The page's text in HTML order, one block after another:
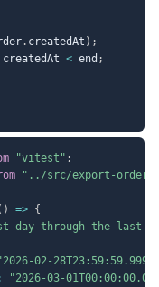
. createdAt ) ;
createdAt < end ;
"vitest" ;
"../src/export-
) => {
through the last
02-
:
"2026-03-